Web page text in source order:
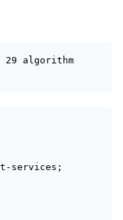
29 algorithm
services;